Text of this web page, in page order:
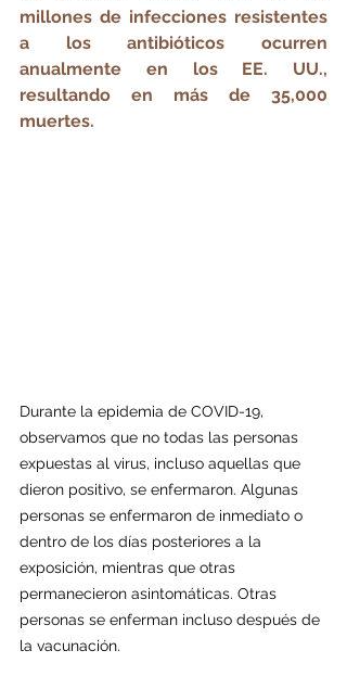
millones de infecciones resistentes
a los antibióticos ocurren
anualmente en los EE. UU.,
resultando en más de 35,000
muertes.
Durante la epidemia de COVID-19,
observamos que no todas las personas
expuestas al virus, incluso aquellas que
dieron positivo, se enfermaron. Algunas
personas se enfermaron de inmediato o
dentro de los días posteriores a la
exposición, mientras que otras
permanecieron asintomáticas. Otras
personas se enferman incluso después de
la vacunación.